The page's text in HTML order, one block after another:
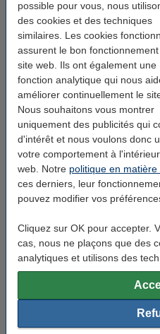
possible pour vous, nous
des cookies et des techniques
similaires. Les cookies
assurent le bon fonctionnement
site web. Ils ont également une
fonction analytique qui nous
améliorer continuellement le
Nous souhaitons vous montrer
uniquement des publicités qui
d'intérêt et nous voulons donc
votre comportement à
web. Notre politique en
ces derniers, leur
pouvez modifier vos
Cliquez sur OK pour accepter.
cas, nous ne plaçons que des
analytiques et utilisons des
Ethernet: oui
WiFi Direct: oui
ROC: oui
Adf: oui (50
Impression mobile: oui
Mémoire: 256 MB
Lieu d'utilisation: petit
Bon plan : commandez également
Marque 123encre
32,50 €
Câbles d'imprimante